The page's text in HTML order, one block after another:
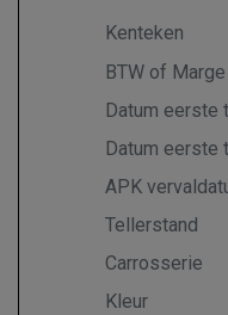
Kenteken
BTW of Marge
Datum eerste
Datum eerste
APK
Tellerstand
Carrosserie
Kleur